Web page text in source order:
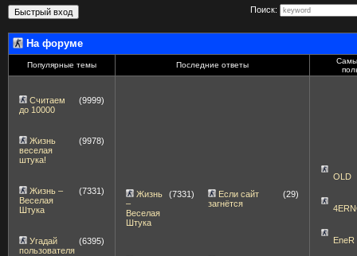
Поиск:
На форуме
Популярные темы Последние ответы
Считаем
до 10000
(9999)
Жизнь
веселая
штука!
(9978)
Жизнь –
Веселая
Штука
(7331)
Угадай
пользователя
(6395)
Жизнь
–
Веселая
Штука
(7331)
Если сайт
загнётся
(29)
OLD
EneR